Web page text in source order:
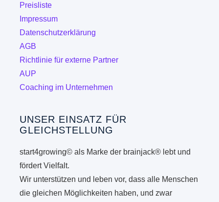
gewählt
Preisliste
Impressum
Datenschutzerklärung
AGB
Richtlinie für externe Partner
AUP
Coaching im Unternehmen
UNSER EINSATZ FÜR
GLEICHSTELLUNG
start4growing© als Marke der brainjack® lebt und
fördert Vielfalt.
Wir unterstützen und leben vor, dass alle Menschen
die gleichen Möglichkeiten haben, und zwar